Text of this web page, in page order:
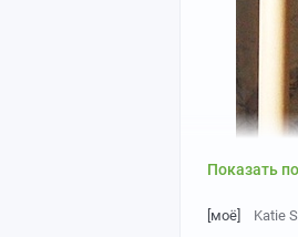
С
Показать
[моё] Katie